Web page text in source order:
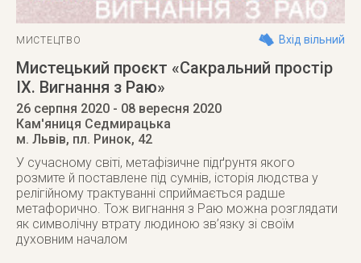
МИСТЕЦТВО Вхід вільний
Мистецький проєкт «Сакральний простір
IX. Вигнання з Раю»
26 серпня 2020 - 08 вересня 2020
Кам'яниця Седмирацька
м. Львів, пл. Ринок, 42
У сучасному світі, метафізичне підґрунтя якого
розмите й поставлене під сумнів, історія людства у
релігійному трактуванні сприймається радше
метафорично. Тож вигнання з Раю можна розглядати
як символічну втрату людиною зв’язку зі своїм
духовним началом